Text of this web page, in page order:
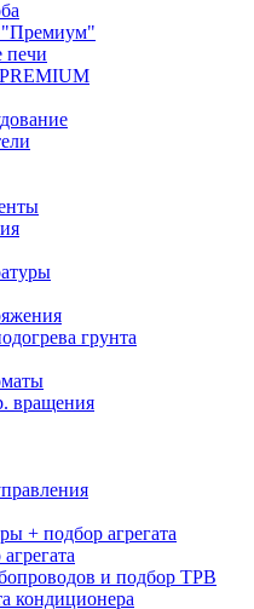
"Премиум"
печи
грунта
вращения
+ подбор агрегата
и подбор ТРВ
кондиционера